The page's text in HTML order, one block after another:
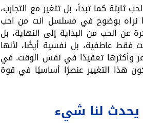
ثابتة كما تبدأ، بل تتغير مع التجارب،
نراه بوضوح في مسلسل انت من احب
الحب من البداية إلى النهاية، بل
عاطفية، بل نفسية أيضًا، لأنها
وأكثرها تعقيدًا في نفس الوقت. في
هذا التغيير عنصرًا أساسيًا في قوة
لنا شيء